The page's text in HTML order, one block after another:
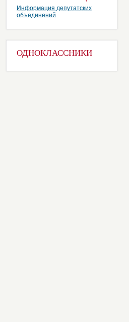
Информация депутатских
объединений
ОДНОКЛАССНИКИ